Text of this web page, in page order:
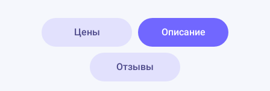
Цены Описание
Отзывы